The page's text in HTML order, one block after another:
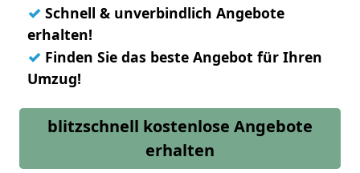
✓ Schnell & unverbindlich Angebote
erhalten!
✓ Finden Sie das beste Angebot für Ihren
Umzug!
blitzschnell kostenlose Angebote
erhalten